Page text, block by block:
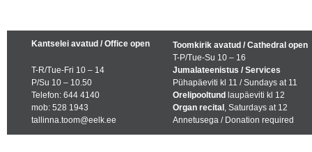
Kantselei avatud / Office open
T-R/Tue-Fri 10 – 14
P/Su 10 – 10.50
Telefon: 644 4140
mob: 528 1943
tallinna.toom@eelk.ee
Toomkirik avatud / Cathedral open
T-P/Tue-Su 10 – 16
Jumalateenistus / Services
Pühapäeviti kl 11 / Sundays at 11
Orelipooltund laupäeviti kl 12
Organ recital , Saturdays at 12
Annetusega / Donation required